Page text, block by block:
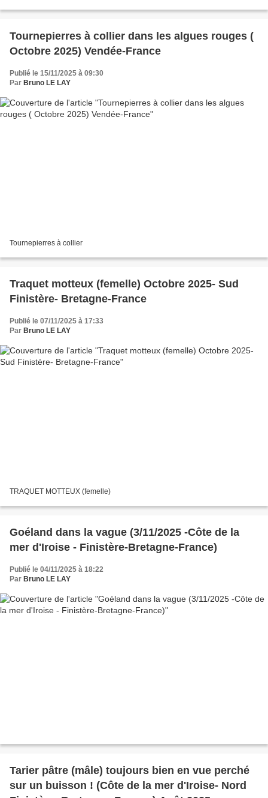
Tournepierres à collier dans les algues rouges (
Octobre 2025) Vendée-France
Publié le 15/11/2025 à 09:30
Par Bruno LE LAY
Tournepierres à collier
Traquet motteux (femelle) Octobre 2025- Sud
Finistère- Bretagne-France
Publié le 07/11/2025 à 17:33
Par Bruno LE LAY
TRAQUET MOTTEUX (femelle)
Goéland dans la vague (3/11/2025 -Côte de la
mer d'Iroise - Finistère-Bretagne-France)
Publié le 04/11/2025 à 18:22
Par Bruno LE LAY
Tarier pâtre (mâle) toujours bien en vue perché
sur un buisson ! (Côte de la mer d'Iroise- Nord